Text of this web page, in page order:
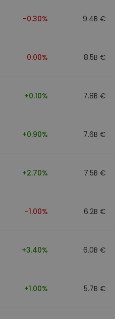
-0.30% 9.4B €
0.00% 8.5B €
+0.10% 7.8B €
+0.90% 7.6B €
+2.70% 7.5B €
-1.00% 6.2B €
+3.40% 6.0B €
+1.00% 5.7B €